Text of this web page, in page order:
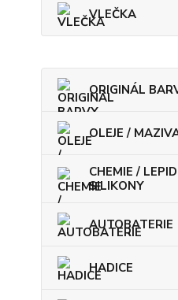
VLEČKA
ORIGINÁL
OLEJE /
CHEMIE /
SILIKONY
AUTOBATERIE
HADICE